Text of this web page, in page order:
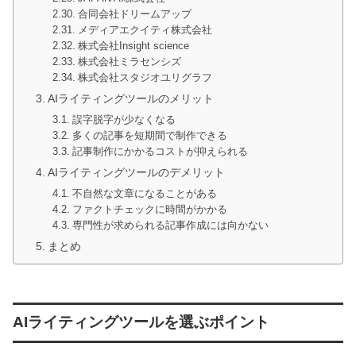
合同会社ドリームアップ
メディアエクイティ株式会社
株式会社Insight science
株式会社ミラセンシズ
株式会社スタジオユリグラフ
AIライティングツールのメリット
誤字脱字が少なくなる
多くの記事を短期間で制作できる
記事制作にかかるコストが抑えられる
AIライティングツールのデメリット
不自然な文章になることがある
ファクトチェックに時間がかかる
専門性が求められる記事作成には向かない
まとめ
AIライティングツールを選ぶポイント